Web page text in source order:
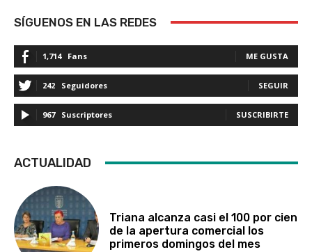
SÍGUENOS EN LAS REDES
1,714 Fans ME GUSTA
242 Seguidores SEGUIR
967 Suscriptores SUSCRIBIRTE
ACTUALIDAD
Triana alcanza casi el 100 por cien
de la apertura comercial los
primeros domingos del mes